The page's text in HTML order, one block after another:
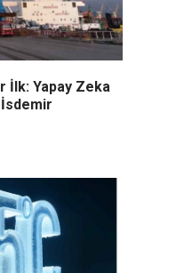
İlk: Yapay Zeka
İsdemir